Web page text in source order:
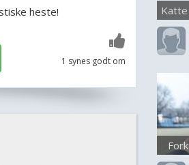
heste!
1 synes godt om
til
er
for